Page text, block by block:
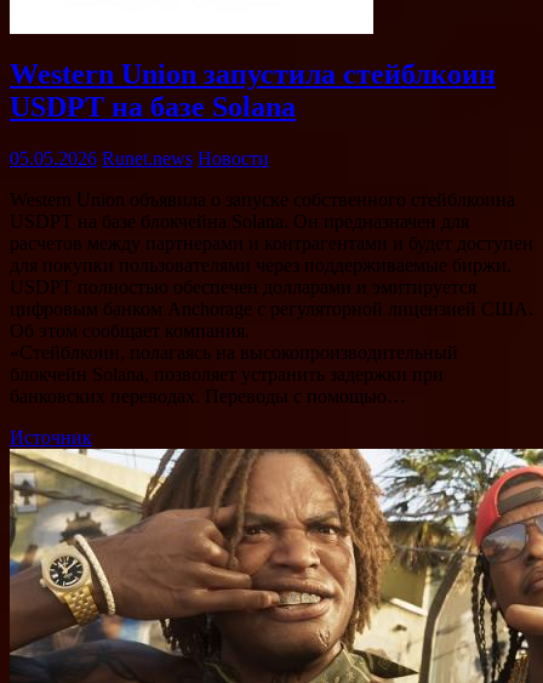
Western Union запустила стейблкоин
USDPT на базе Solana
05.05.2026 Runet.news Новости
Western Union объявила о запуске собственного стейблкоина
USDPT на базе блокчейна Solana. Он предназначен для
расчетов между партнерами и контрагентами и будет доступен
для покупки пользователями через поддерживаемые биржи.
USDPT полностью обеспечен долларами и эмитируется
цифровым банком Anchorage с регуляторной лицензией США.
Об этом сообщает компания.
«Стейблкоин, полагаясь на высокопроизводительный
блокчейн Solana, позволяет устранить задержки при
банковских переводах. Переводы с помощью…
Источник